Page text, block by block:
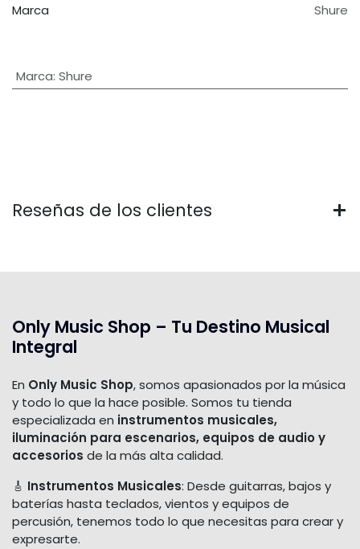
Marca Shure
Marca: Shure
Reseñas de los clientes
Only Music Shop – Tu Destino Musical
Integral
En Only Music Shop, somos apasionados por la música
y todo lo que la hace posible. Somos tu tienda
especializada en instrumentos musicales,
iluminación para escenarios, equipos de audio y
accesorios de la más alta calidad.
🎸 Instrumentos Musicales: Desde guitarras, bajos y
baterías hasta teclados, vientos y equipos de
percusión, tenemos todo lo que necesitas para crear y
expresarte.